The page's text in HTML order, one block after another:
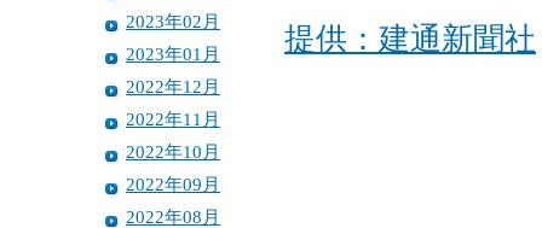
2023年02月
2023年01月
2022年12月
2022年11月
2022年10月
2022年09月
2022年08月
提供：建通新聞社